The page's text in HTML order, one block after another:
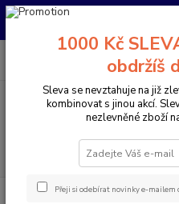
Pro nachystání kola / doplňků na
CZK
PO-PÁ 10:00-17:00 | SO: 9:00-12:00
Elektrokola Horská
1000 Kč
obdržíš
Sleva se nevztahuje na již
kombinovat s jinou akcí.
nezlevněné zboží
Přeji si odebírat novinky e-mailem